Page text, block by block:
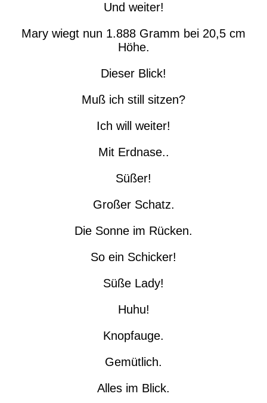
Und weiter!
Mary wiegt nun 1.888 Gramm bei 20,5 cm
Höhe.
Dieser Blick!
Muß ich still sitzen?
Ich will weiter!
Mit Erdnase..
Süßer!
Großer Schatz.
Die Sonne im Rücken.
So ein Schicker!
Süße Lady!
Huhu!
Knopfauge.
Gemütlich.
Alles im Blick.